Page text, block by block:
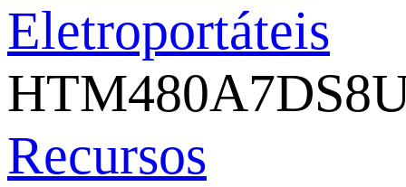
Eletroportáteis
Recursos